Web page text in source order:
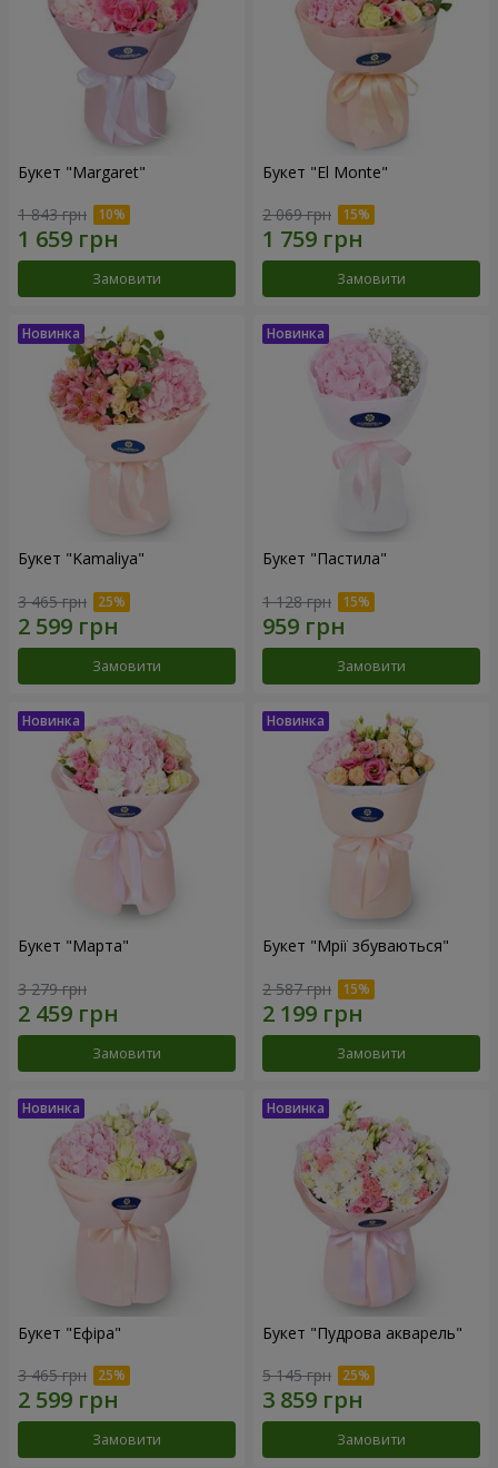
Букет "Margaret"
1 843 грн
Замовити
Букет "El Monte"
2 069 грн
Замовити
Букет "Kamaliya"
3 465 грн
Замовити
Букет "Пастила"
1 128 грн
Замовити
Букет "Марта"
3 279 грн
Замовити
Букет "Мрії збуваються"
2 587 грн
Замовити
Букет "Ефіра"
3 465 грн
Замовити
Букет "Пудрова акварель"
5 145 грн
Замовити